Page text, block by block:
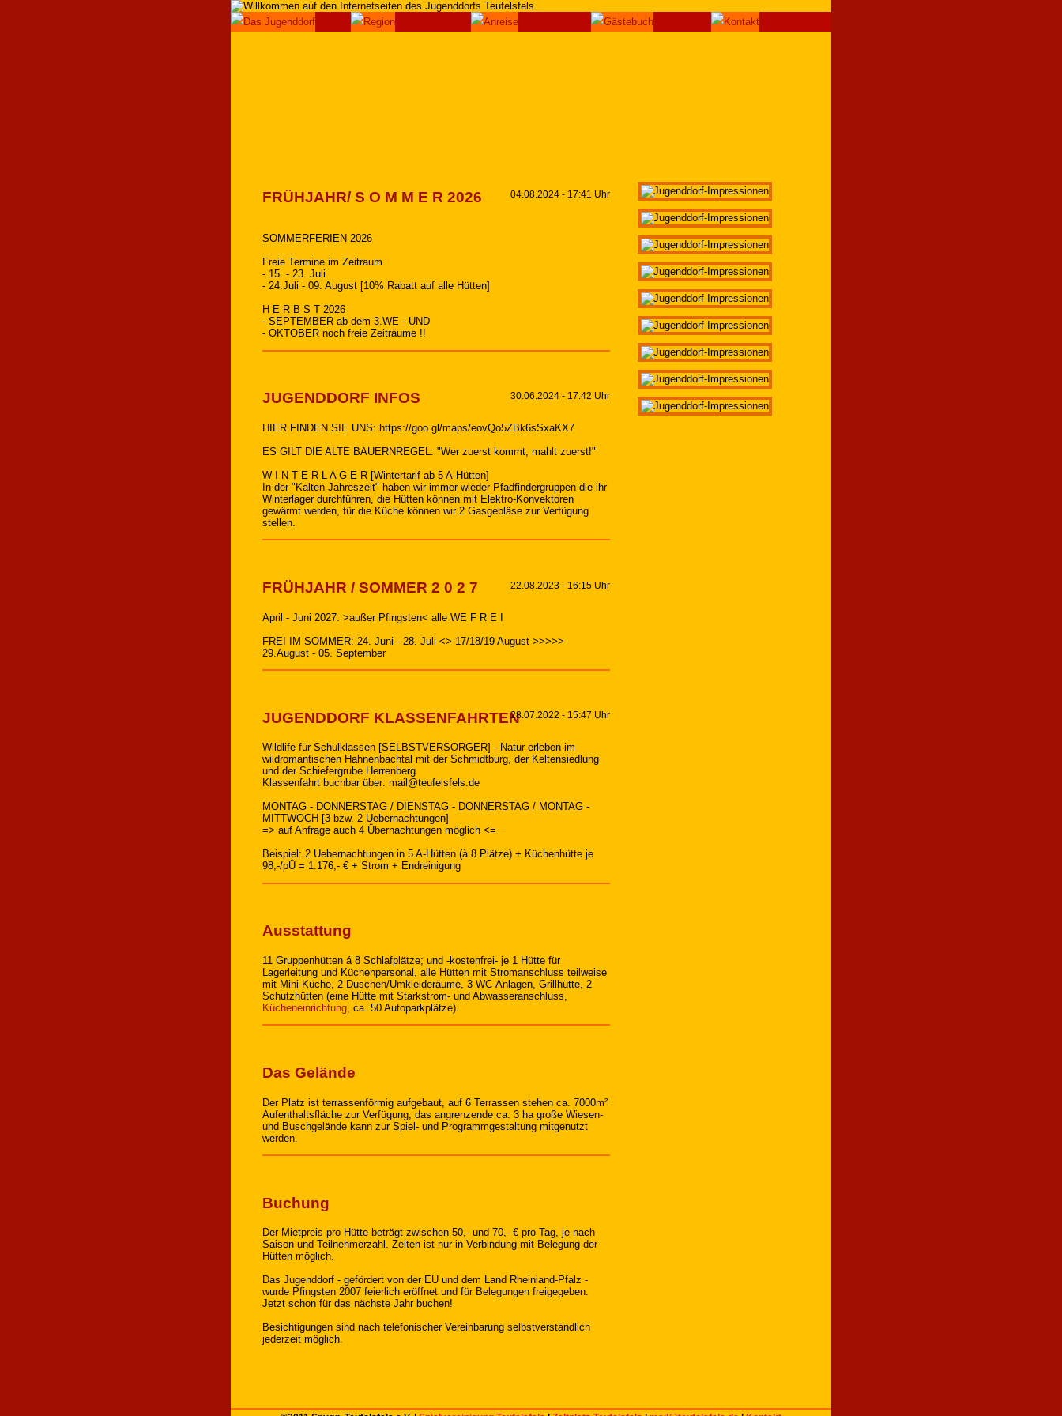
FRÜHJAHR/ S O M M E R 2026 04.08.2024 - 17:41 Uhr
SOMMERFERIEN 2026
Freie Termine im Zeitraum
- 15. - 23. Juli
- 24.Juli - 09. August [10% Rabatt auf alle Hütten]
H E R B S T 2026
- SEPTEMBER ab dem 3.WE - UND
- OKTOBER noch freie Zeiträume !!
JUGENDDORF INFOS 30.06.2024 - 17:42 Uhr
HIER FINDEN SIE UNS: https://goo.gl/maps/eovQo5ZBk6sSxaKX7
ES GILT DIE ALTE BAUERNREGEL: "Wer zuerst kommt, mahlt zuerst!"
W I N T E R L A G E R [Wintertarif ab 5 A-Hütten]
In der "Kalten Jahreszeit" haben wir immer wieder Pfadfindergruppen die ihr
Winterlager durchführen, die Hütten können mit Elektro-Konvektoren
gewärmt werden, für die Küche können wir 2 Gasgebläse zur Verfügung
stellen.
FRÜHJAHR / SOMMER 2 0 2 7 22.08.2023 - 16:15 Uhr
April - Juni 2027: >außer Pfingsten< alle WE F R E I
FREI IM SOMMER: 24. Juni - 28. Juli <> 17/18/19 August >>>>>
29.August - 05. September
JUGENDDORF KLASSENFAHRTEN28.07.2022 - 15:47 Uhr
Wildlife für Schulklassen [SELBSTVERSORGER] - Natur erleben im
wildromantischen Hahnenbachtal mit der Schmidtburg, der Keltensiedlung
und der Schiefergrube Herrenberg
Klassenfahrt buchbar über: mail@teufelsfels.de
MONTAG - DONNERSTAG / DIENSTAG - DONNERSTAG / MONTAG -
MITTWOCH [3 bzw. 2 Uebernachtungen]
=> auf Anfrage auch 4 Übernachtungen möglich <=
Beispiel: 2 Uebernachtungen in 5 A-Hütten (à 8 Plätze) + Küchenhütte je
98,-/pÜ = 1.176,- € + Strom + Endreinigung
Ausstattung
11 Gruppenhütten á 8 Schlafplätze; und -kostenfrei- je 1 Hütte für
Lagerleitung und Küchenpersonal, alle Hütten mit Stromanschluss teilweise
mit Mini-Küche, 2 Duschen/Umkleideräume, 3 WC-Anlagen, Grillhütte, 2
Schutzhütten (eine Hütte mit Starkstrom- und Abwasseranschluss,
Kücheneinrichtung , ca. 50 Autoparkplätze).
Das Gelände
Der Platz ist terrassenförmig aufgebaut, auf 6 Terrassen stehen ca. 7000m²
Aufenthaltsfläche zur Verfügung, das angrenzende ca. 3 ha große Wiesen-
und Buschgelände kann zur Spiel- und Programmgestaltung mitgenutzt
werden.
Buchung
Der Mietpreis pro Hütte beträgt zwischen 50,- und 70,- € pro Tag, je nach
Saison und Teilnehmerzahl. Zelten ist nur in Verbindung mit Belegung der
Hütten möglich.
Das Jugenddorf - gefördert von der EU und dem Land Rheinland-Pfalz -
wurde Pfingsten 2007 feierlich eröffnet und für Belegungen freigegeben.
Jetzt schon für das nächste Jahr buchen!
Besichtigungen sind nach telefonischer Vereinbarung selbstverständlich
jederzeit möglich.